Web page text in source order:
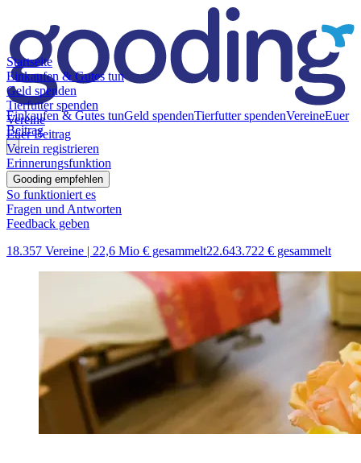
Einkaufen & Gutes tunGeld spendenTierfutter spendenVereineEuer
Beitrag
Startseite
Einkaufen & Gutes tun
Geld spenden
Tierfutter spenden
Vereine
Euer Beitrag
Verein registrieren
Erinnerungsfunktion
Gooding empfehlen
So funktioniert es
Fragen und Antworten
Feedback geben
18.357 Vereine | 22,6 Mio € gesammelt22.643.722 € gesammelt